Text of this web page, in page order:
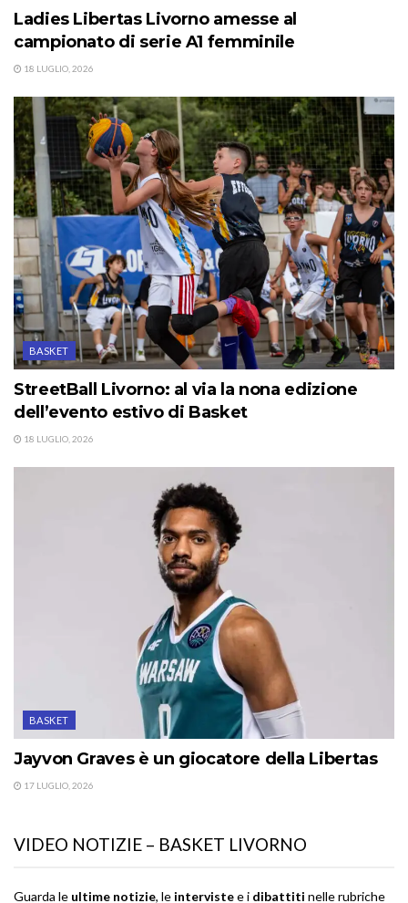
Ladies Libertas Livorno amesse al
campionato di serie A1 femminile
18 LUGLIO, 2026
BASKET
StreetBall Livorno: al via la nona edizione
dell’evento estivo di Basket
18 LUGLIO, 2026
BASKET
Jayvon Graves è un giocatore della Libertas
17 LUGLIO, 2026
VIDEO NOTIZIE – BASKET LIVORNO
Guarda le ultime notizie, le intervistee i dibattiti nelle rubriche